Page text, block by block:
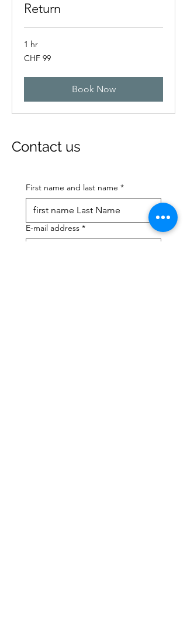
Return
1 hr
99
Swiss
CHF 99
Book Now
Contact us
First name and last name *
E-mail address *